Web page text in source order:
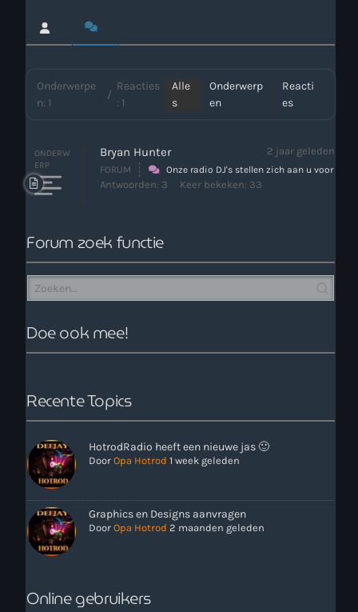
Webcam
Inloggen
Contact
HotrodRadio – Contact
00:00 - 12:00 more_vert
Onze Non-Stop draait 24/7 op de uren als er geen Live-Dj
Onderwerpe
n: 1
/
Reacties
: 1
Alle
s
Onderwerp
en
Reacti
es
ONDERW
ERP
Bryan Hunter 2 jaar geleden
FORUM Onze radio DJ's stellen zich aan u voor
Antwoorden: 3 Keer bekeken: 33
Forum zoek functie
Doe ook mee!
Recente Topics
HotrodRadio heeft een nieuwe jas 🙂
Door Opa Hotrod 1 week geleden
Graphics en Designs aanvragen
Door Opa Hotrod 2 maanden geleden
Online gebruikers